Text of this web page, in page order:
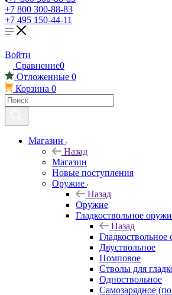
+7 800 300-88-83
+7 495 150-44-11
Войти
Сравнение0
Отложенные 0
Корзина 0
Магазин
Назад
Магазин
Новые поступления
Оружие
Назад
Оружие
Гладкоствольное
Назад
Гладкоствольное
Двуствольное
Помповое
Стволы для
Одноствольное
Самозарядное